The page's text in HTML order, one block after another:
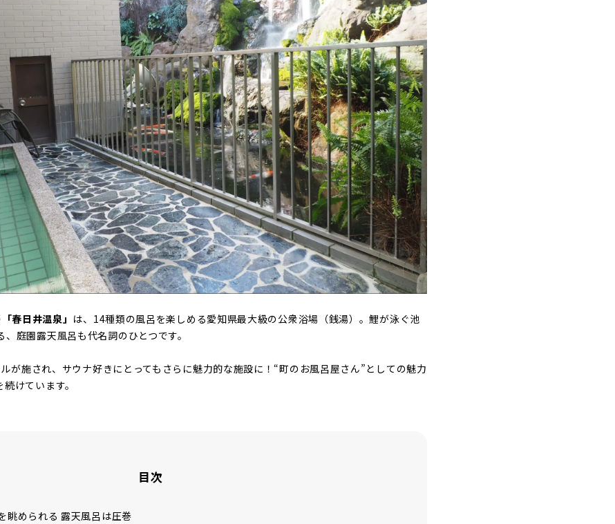
「春日井温泉」 は、14種類の風呂を楽しめる愛知県最大級の公衆浴場（銭湯）。鯉が泳ぐ池
庭園露天風呂も代名詞のひとつです。
が施され、サウナ好きにとってもさらに魅力的な施設に！“町のお風呂屋さん”としての魅力
けています。
目次
眺められる 露天風呂は圧巻